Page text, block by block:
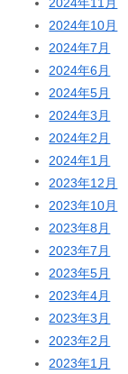
2024年10月
2024年7月
2024年6月
2024年5月
2024年3月
2024年2月
2024年1月
2023年12月
2023年10月
2023年8月
2023年7月
2023年5月
2023年4月
2023年3月
2023年2月
2023年1月